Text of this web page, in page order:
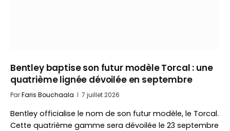
Bentley baptise son futur modèle Torcal : une
quatrième lignée dévoilée en septembre
ParFaris Bouchaala 7 juillet 2026
Bentley officialise le nom de son futur modèle, le Torcal.
Cette quatrième gamme sera dévoilée le 23 septembre